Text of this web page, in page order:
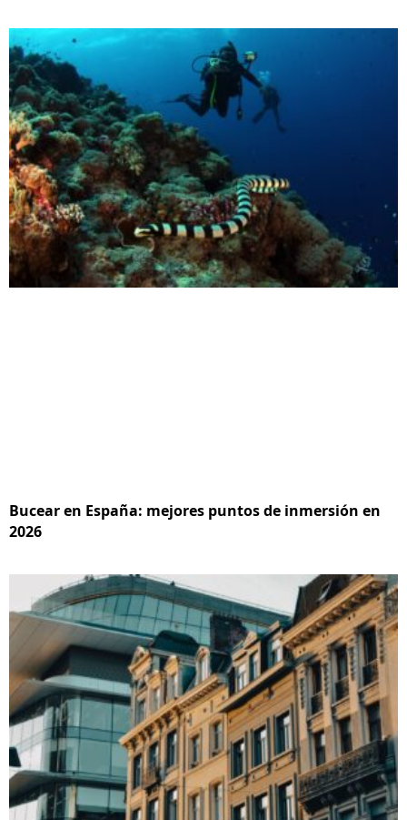
Bucear en España: mejores puntos de inmersión en
2026